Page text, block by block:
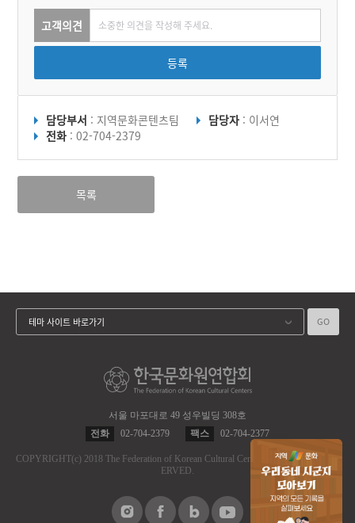
고객의견
등록
담당부서 : 지역문화콘텐츠팀 담당자 : 이서연
전화 : 02-704-2379
목록
서울 마포대로 49 성우빌딩 308호
전화
02-704-2379 팩스 02-704-2377
COPYRIGHT(c) 2018 The Federation of Korean Cultural Centers.
ALL RIGHT RES
ERVED.
테마 사이트 바로가기 GO